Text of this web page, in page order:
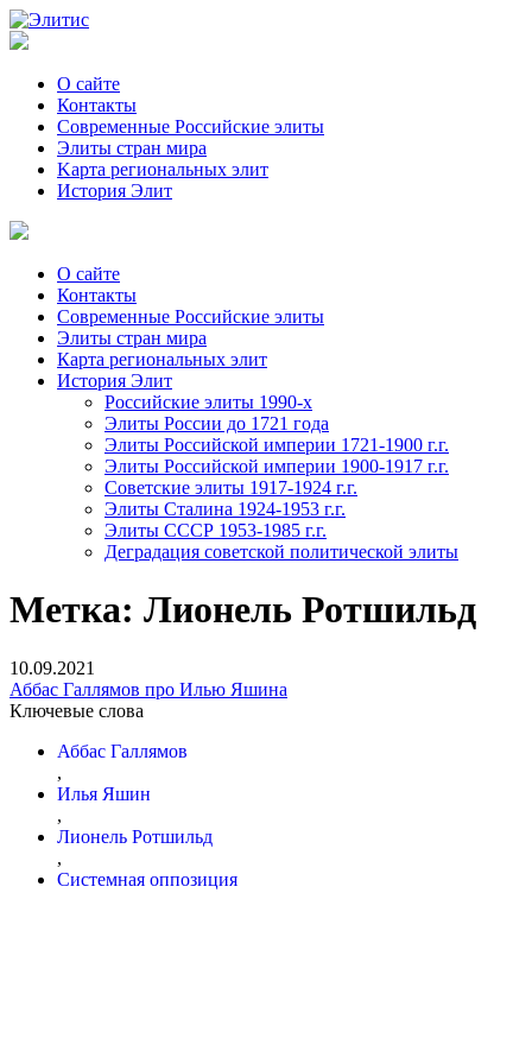
О сайте
Контакты
Современные Российские элиты
Элиты стран мира
Kартa региональных элит
История Элит
О сайте
Контакты
Современные Российские элиты
Элиты стран мира
Картa региональных элит
История Элит
Российские элиты 1990-х
Элиты России до 1721 года
Элиты Российской империи 1721-1900 г.г.
Элиты Российской империи 1900-1917 г.г.
Советские элиты 1917-1924 г.г.
Элиты Сталина 1924-1953 г.г.
Элиты СССР 1953-1985 г.г.
Деградация советской политической элиты
Метка: Лионель Ротшильд
10.09.2021
Аббас Галлямов про Илью Яшина
Ключевые слова
Аббас Галлямов
,
Илья Яшин
,
Лионель Ротшильд
,
Системная оппозиция